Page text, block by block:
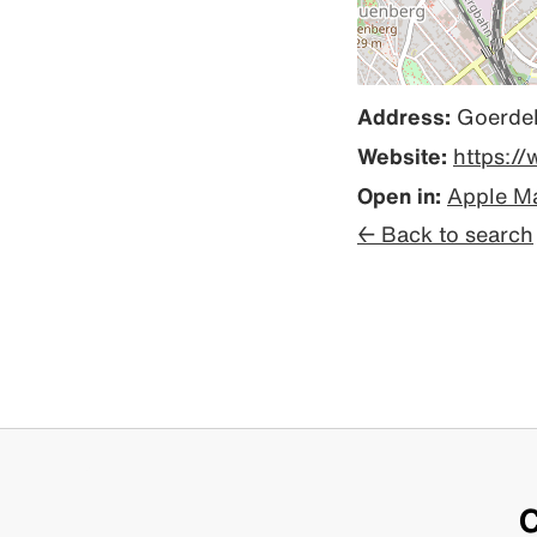
Address:
Website: https://
Open in: Apple
← Back to search